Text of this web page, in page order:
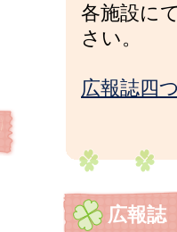
各施設に
さい。
広報誌四
広報誌